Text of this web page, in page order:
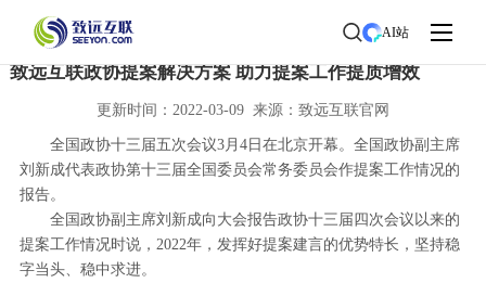
AI站
首页>了解致远>新闻中心
致远互联政协提案解决方案 助力提案工作提质增效
更新时间：2022-03-09 来源：致远互联官网
全国政协十三届五次会议3月4日在北京开幕。全国政协副主席
刘新成代表政协第十三届全国委员会常务委员会作提案工作情况的
报告。
全国政协副主席刘新成向大会报告政协十三届四次会议以来的
提案工作情况时说，2022年，发挥好提案建言的优势特长，坚持稳
字当头、稳中求进。